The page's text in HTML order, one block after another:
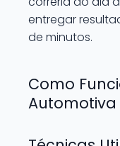
entregar
de minutos.
Como
Automotiva